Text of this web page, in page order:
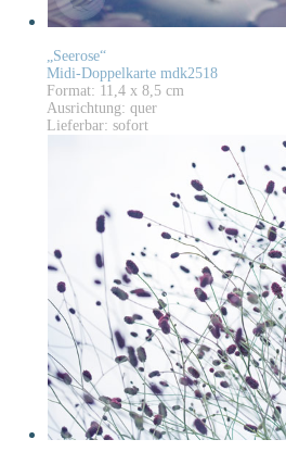
„Seerose“
Midi-Doppelkarte mdk2518
Format: 11,4 x 8,5 cm
Ausrichtung: quer
Lieferbar: sofort